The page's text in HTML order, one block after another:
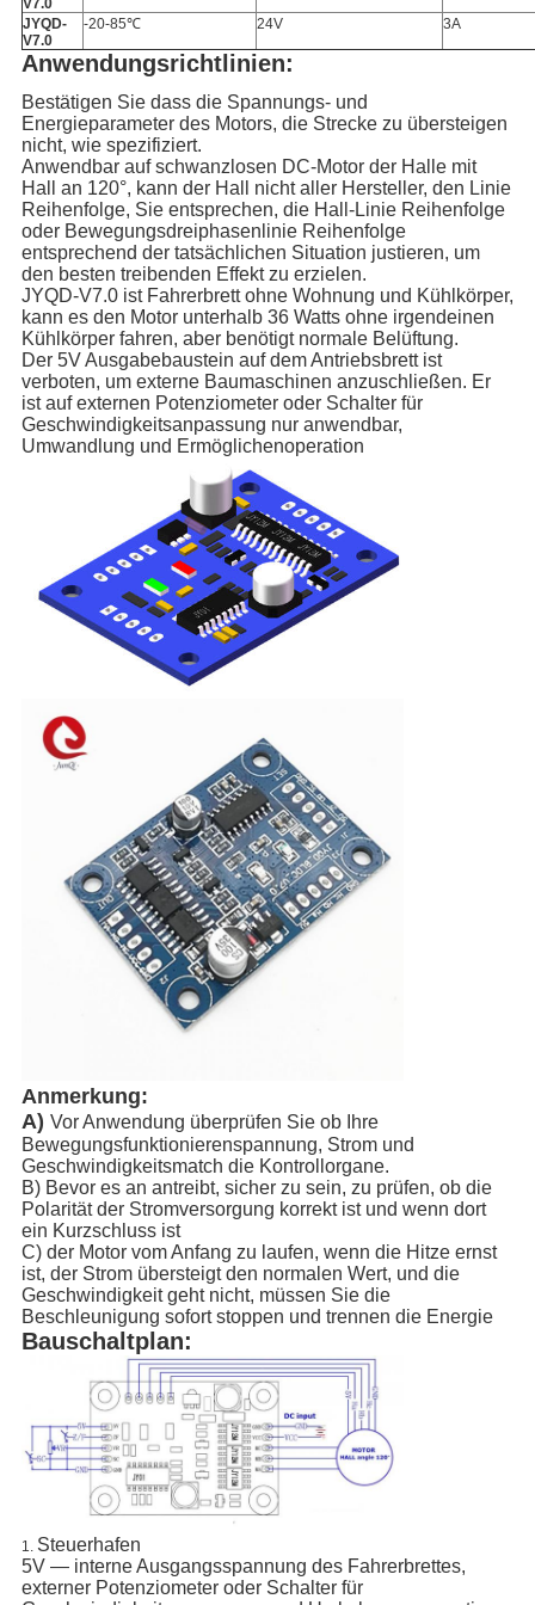
V7.0
JYQD-
V7.0
-20-85℃ 24V 3A
Anwendungsrichtlinien:
Bestätigen Sie dass die Spannungs- und
Energieparameter des Motors, die Strecke zu übersteigen
nicht, wie spezifiziert.
Anwendbar auf schwanzlosen DC-Motor der Halle mit
Hall an 120°, kann der Hall nicht aller Hersteller, den Linie
Reihenfolge, Sie entsprechen, die Hall-Linie Reihenfolge
oder Bewegungsdreiphasenlinie Reihenfolge
entsprechend der tatsächlichen Situation justieren, um
den besten treibenden Effekt zu erzielen.
JYQD-V7.0 ist Fahrerbrett ohne Wohnung und Kühlkörper,
kann es den Motor unterhalb 36 Watts ohne irgendeinen
Kühlkörper fahren, aber benötigt normale Belüftung.
Der 5V Ausgabebaustein auf dem Antriebsbrett ist
verboten, um externe Baumaschinen anzuschließen. Er
ist auf externen Potenziometer oder Schalter für
Geschwindigkeitsanpassung nur anwendbar,
Umwandlung und Ermöglichenoperation
Anmerkung:
A) Vor Anwendung überprüfen Sie ob Ihre
Bewegungsfunktionierenspannung, Strom und
Geschwindigkeitsmatch die Kontrollorgane.
B) Bevor es an antreibt, sicher zu sein, zu prüfen, ob die
Polarität der Stromversorgung korrekt ist und wenn dort
ein Kurzschluss ist
C) der Motor vom Anfang zu laufen, wenn die Hitze ernst
ist, der Strom übersteigt den normalen Wert, und die
Geschwindigkeit geht nicht, müssen Sie die
Beschleunigung sofort stoppen und trennen die Energie
Bauschaltplan:
1. Steuerhafen
5V — interne Ausgangsspannung des Fahrerbrettes,
externer Potenziometer oder Schalter für